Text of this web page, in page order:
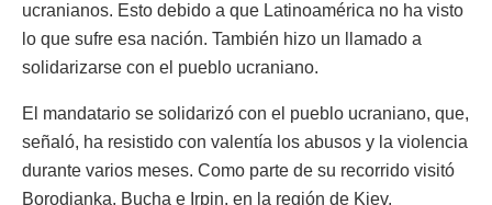
ucranianos. Esto debido a que Latinoamérica no ha visto
lo que sufre esa nación. También hizo un llamado a
solidarizarse con el pueblo ucraniano.
El mandatario se solidarizó con el pueblo ucraniano, que,
señaló, ha resistido con valentía los abusos y la violencia
durante varios meses. Como parte de su recorrido visitó
Borodianka, Bucha e Irpin, en la región de Kiev.